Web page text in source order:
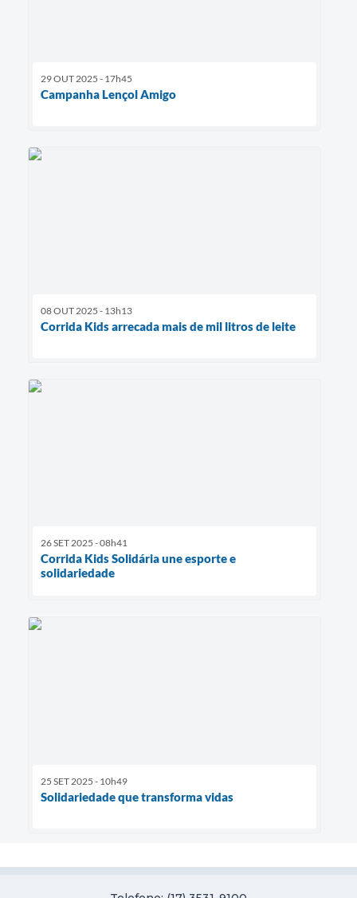
29 OUT 2025 - 17h45
Campanha Lençol Amigo
08 OUT 2025 - 13h13
Corrida Kids arrecada mais de mil litros de leite
26 SET 2025 - 08h41
Corrida Kids Solidária une esporte e
solidariedade
25 SET 2025 - 10h49
Solidariedade que transforma vidas